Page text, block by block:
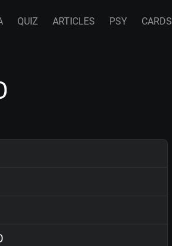
QUIZ ARTICLES PSY CARDS